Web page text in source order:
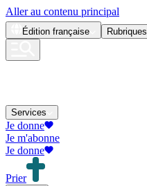
Aller au contenu principal
Édition française Rubriques
Services
Je donne
Je m'abonne
Je donne
Prier